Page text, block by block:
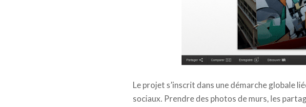
Le projet s’inscrit dans une démarche globale
sociaux. Prendre des photos de murs, les